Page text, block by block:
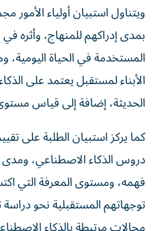
ويتناول استبيان أولياء الأمور
بمدى إدراكهم للمنهاج، وأثره في
المستخدمة في الحياة
الأبناء لمستقبل يعتمد على
الحديثة، إضافة إلى قياس
كما يركز استبيان الطلبة على
دروس الذكاء الاصطناعي،
فهمه، ومستوى المعرفة التي
توجهاتهم المستقبلية نحو